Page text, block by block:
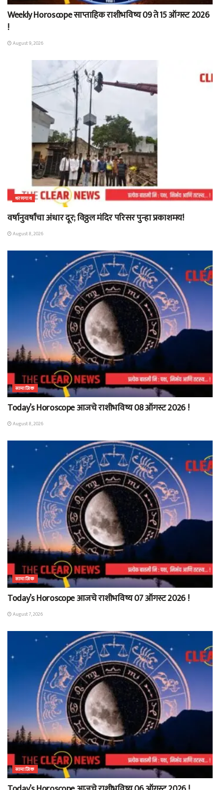
Weekly Horoscope साप्ताहिक राशीभविष्य 09 ते 15 ऑगस्ट 2026
!
August 9, 2026
धरणगाव
वर्षानुवर्षांचा अंधार दूर; विठ्ठल मंदिर परिसर पुन्हा प्रकाशमय!
August 8, 2026
सामाजिक
Today’s Horoscope आजचे राशीभविष्य 08 ऑगस्ट 2026 !
August 8, 2026
सामाजिक
Today’s Horoscope आजचे राशीभविष्य 07 ऑगस्ट 2026 !
August 7, 2026
सामाजिक